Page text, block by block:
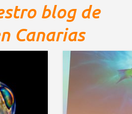
blog de
Canarias